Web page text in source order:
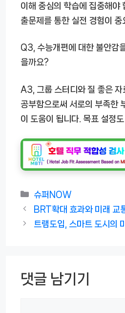
이해 중심의 학습에 집중해야
출문제를 통한 실전 경험이 중
Q3, 수능개편에 대한 불안감
을까요?
A3, 그룹 스터디와 질 좋은 자
공부함으로써 서로의 부족한
이 도움이 됩니다. 목표 설정
카
테
리
슈퍼NOW
BRT확대 효과와 미래 교
트램도입, 스마트 도시의
댓글 남기기